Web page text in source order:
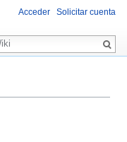
Acceder Solicitar cuenta